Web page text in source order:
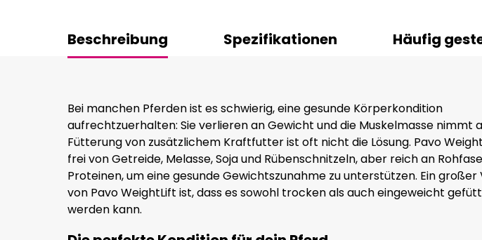
Beschreibung Spezifikationen Häufig
Bei manchen Pferden ist es schwierig, eine gesunde Körperkondition
aufrechtzuerhalten: Sie verlieren an Gewicht und die Muskelmasse nimmt
Fütterung von zusätzlichem Kraftfutter ist oft nicht die Lösung. Pavo
frei von Getreide, Melasse, Soja und Rübenschnitzeln, aber reich an
Proteinen, um eine gesunde Gewichtszunahme zu unterstützen. Ein großer
von Pavo WeightLift ist, dass es sowohl trocken als auch eingeweicht
werden kann.